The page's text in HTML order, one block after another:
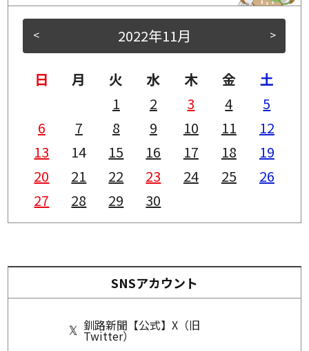
< >
2022年11月
日 月 火 水 木 金
土
1
2 3 4
5
6
7 8 9 10 11
12
13
14 15 16 17 18
19
20
21 22 23 24 25
26
27
28 29 30
SNSアカウント
釧路新聞【公式】X（旧
Twitter）